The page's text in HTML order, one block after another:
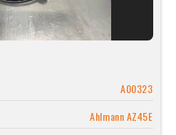
A00323
Ahlmann AZ45E